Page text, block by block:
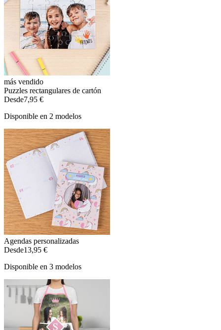
más vendido
Puzzles rectangulares de cartón
Desde7,95 €
Disponible en 2 modelos
Agendas personalizadas
Desde13,95 €
Disponible en 3 modelos